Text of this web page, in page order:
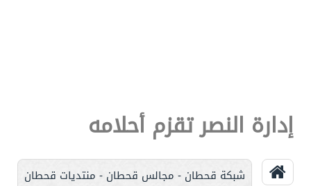
إدارة النصر تقزم أحلامه
شبكة قحطان - مجالس قحطان - منتديات قحطان